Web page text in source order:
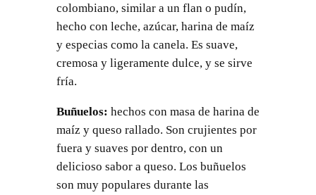
colombiano, similar a un flan o pudín,
hecho con leche, azúcar, harina de maíz
y especias como la canela. Es suave,
cremosa y ligeramente dulce, y se sirve
fría.
Buñuelos: hechos con masa de harina de
maíz y queso rallado. Son crujientes por
fuera y suaves por dentro, con un
delicioso sabor a queso. Los buñuelos
son muy populares durante las